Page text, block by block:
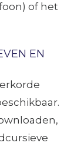
of het
EN